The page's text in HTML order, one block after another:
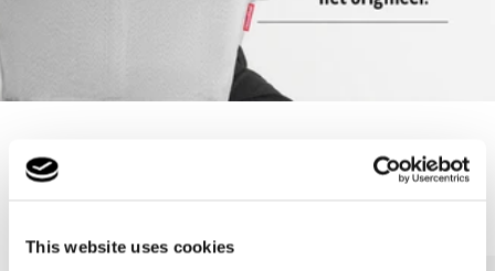
This website uses cookies